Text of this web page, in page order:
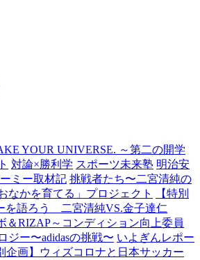
YOUR UNIVERSE. ～第二の開学
対論×勝利学 スポーツ未来塾 明治安
ミー取材記 挑戦者たち〜二宮清純の
なかを育てる」プロジェクト
【特別
を語ろう 二宮清純VS.金子達仁
＆RIZAP～コンディション向上委員
ジー〜adidasの挑戦〜 いよぎんレポー
企画】ウィズコロナと日本サッカー